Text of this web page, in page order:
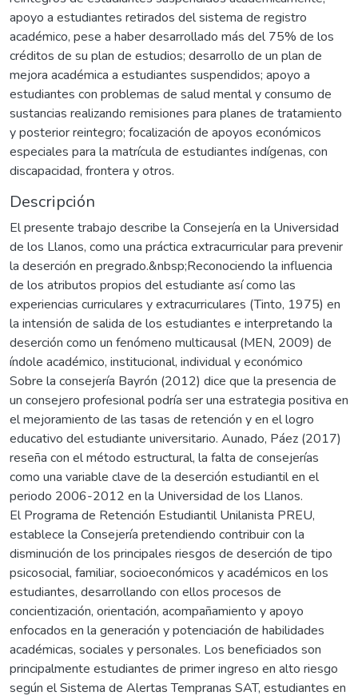
apoyo a estudiantes retirados del sistema de registro
académico, pese a haber desarrollado más del 75% de los
créditos de su plan de estudios; desarrollo de un plan de
mejora académica a estudiantes suspendidos; apoyo a
estudiantes con problemas de salud mental y consumo de
sustancias realizando remisiones para planes de tratamiento
y posterior reintegro; focalización de apoyos económicos
especiales para la matrícula de estudiantes indígenas, con
discapacidad, frontera y otros.
Descripción
El presente trabajo describe la Consejería en la Universidad
de los Llanos, como una práctica extracurricular para prevenir
la deserción en pregrado.&nbsp;Reconociendo la influencia
de los atributos propios del estudiante así como las
experiencias curriculares y extracurriculares (Tinto, 1975) en
la intensión de salida de los estudiantes e interpretando la
deserción como un fenómeno multicausal (MEN, 2009) de
índole académico, institucional, individual y económico
Sobre la consejería Bayrón (2012) dice que la presencia de
un consejero profesional podría ser una estrategia positiva en
el mejoramiento de las tasas de retención y en el logro
educativo del estudiante universitario. Aunado, Páez (2017)
reseña con el método estructural, la falta de consejerías
como una variable clave de la deserción estudiantil en el
periodo 2006-2012 en la Universidad de los Llanos.
El Programa de Retención Estudiantil Unilanista PREU,
establece la Consejería pretendiendo contribuir con la
disminución de los principales riesgos de deserción de tipo
psicosocial, familiar, socioeconómicos y académicos en los
estudiantes, desarrollando con ellos procesos de
concientización, orientación, acompañamiento y apoyo
enfocados en la generación y potenciación de habilidades
académicas, sociales y personales. Los beneficiados son
principalmente estudiantes de primer ingreso en alto riesgo
según el Sistema de Alertas Tempranas SAT, estudiantes en